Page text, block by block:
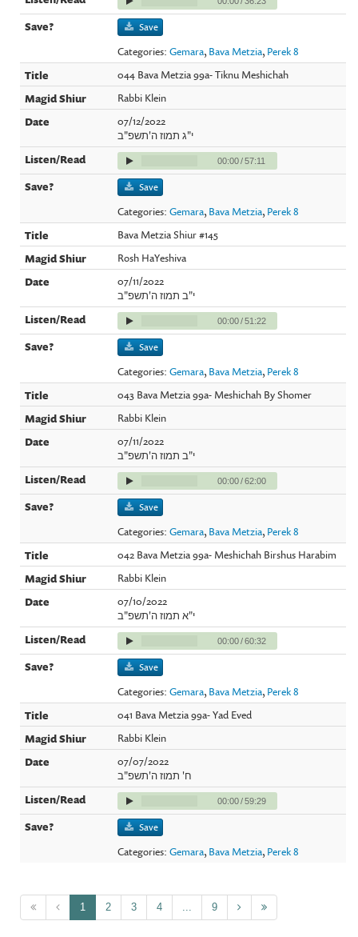
Save
Categories:Gemara, Bava Metzia, Perek 8
044 Bava Metzia 99a- Tiknu Meshichah
Rabbi Klein
07/12/2022
י"ג תמוז ה'תשפ"ב
00:00/57:11
Save
Categories:Gemara, Bava Metzia, Perek 8
Bava Metzia Shiur #145
Rosh HaYeshiva
07/11/2022
י"ב תמוז ה'תשפ"ב
00:00/51:22
Save
Categories:Gemara, Bava Metzia, Perek 8
043 Bava Metzia 99a- Meshichah By Shomer
Rabbi Klein
07/11/2022
י"ב תמוז ה'תשפ"ב
00:00/62:00
Save
Categories:Gemara, Bava Metzia, Perek 8
042 Bava Metzia 99a- Meshichah Birshus Harabim
Rabbi Klein
07/10/2022
י"א תמוז ה'תשפ"ב
00:00/60:32
Save
Categories:Gemara, Bava Metzia, Perek 8
041 Bava Metzia 99a- Yad Eved
Rabbi Klein
07/07/2022
ח' תמוז ה'תשפ"ב
00:00/59:29
Save
Categories:Gemara, Bava Metzia, Perek 8
1 2 3 4 9